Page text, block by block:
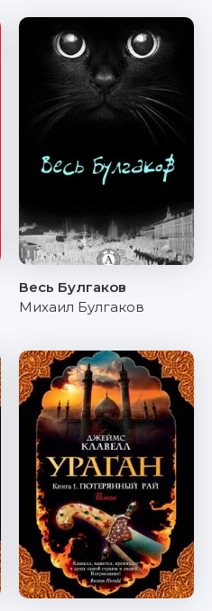
Весь Булгаков
Михаил Булгаков